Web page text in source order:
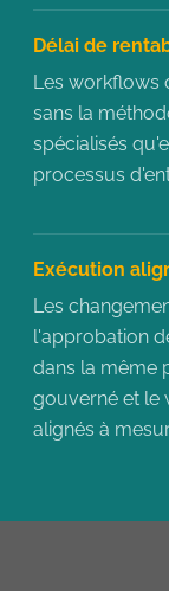
Délai de
Les workflows
sans la
spécialisés
processus
Exécution
Les
l'approbation
dans la même
gouverné et le
alignés à